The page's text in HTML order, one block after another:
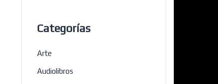
Categorías
Arte
Audiolibros